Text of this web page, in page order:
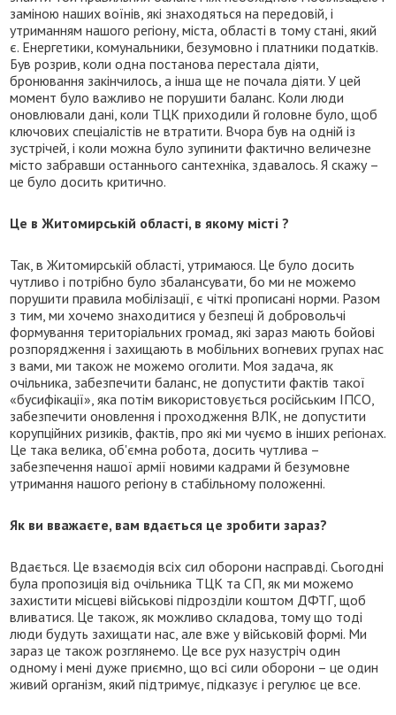
заміною наших воїнів, які знаходяться на передовій, і
утриманням нашого регіону, міста, області в тому стані, який
є. Енергетики, комунальники, безумовно і платники податків.
Був розрив, коли одна постанова перестала діяти,
бронювання закінчилось, а інша ще не почала діяти. У цей
момент було важливо не порушити баланс. Коли люди
оновлювали дані, коли ТЦК приходили й головне було, щоб
ключових спеціалістів не втратити. Вчора був на одній із
зустрічей, і коли можна було зупинити фактично величезне
місто забравши останнього сантехніка, здавалось. Я скажу –
це було досить критично.
Це в Житомирській області, в якому місті ?
Так, в Житомирській області, утримаюся. Це було досить
чутливо і потрібно було збалансувати, бо ми не можемо
порушити правила мобілізації, є чіткі прописані норми. Разом
з тим, ми хочемо знаходитися у безпеці й добровольчі
формування територіальних громад, які зараз мають бойові
розпорядження і захищають в мобільних вогневих групах нас
з вами, ми також не можемо оголити. Моя задача, як
очільника, забезпечити баланс, не допустити фактів такої
«бусифікації», яка потім використовується російським ІПСО,
забезпечити оновлення і проходження ВЛК, не допустити
корупційних ризиків, фактів, про які ми чуємо в інших регіонах.
Це така велика, об'ємна робота, досить чутлива –
забезпечення нашої армії новими кадрами й безумовне
утримання нашого регіону в стабільному положенні.
Як ви вважаєте, вам вдається це зробити зараз?
Вдається. Це взаємодія всіх сил оборони насправді. Сьогодні
була пропозиція від очільника ТЦК та СП, як ми можемо
захистити місцеві військові підрозділи коштом ДФТГ, щоб
вливатися. Це також, як можливо складова, тому що тоді
люди будуть захищати нас, але вже у військовій формі. Ми
зараз це також розглянемо. Це все рух назустріч один
одному і мені дуже приємно, що всі сили оборони – це один
живий організм, який підтримує, підказує і регулює це все.